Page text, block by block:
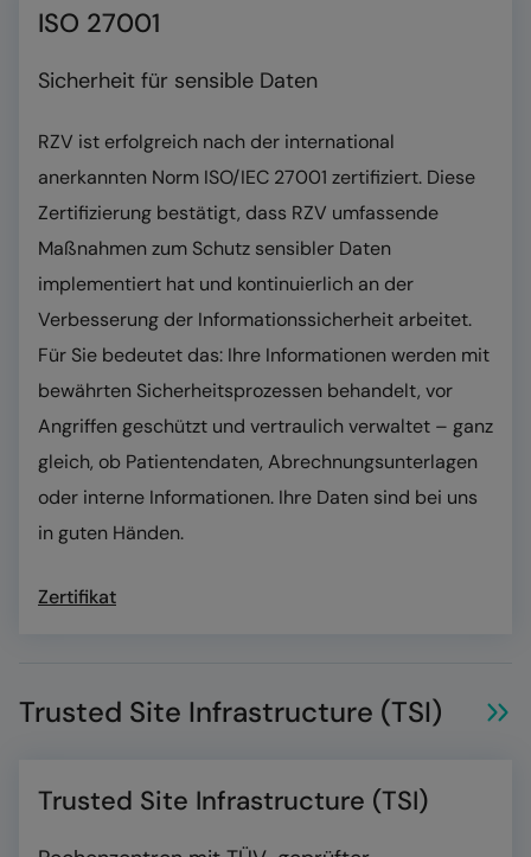
ISO 27001
Sicherheit für sensible Daten
RZV ist erfolgreich nach der international
anerkannten Norm ISO/IEC 27001 zertifiziert. Diese
Zertifizierung bestätigt, dass RZV umfassende
Maßnahmen zum Schutz sensibler Daten
implementiert hat und kontinuierlich an der
Verbesserung der Informationssicherheit arbeitet.
Für Sie bedeutet das: Ihre Informationen werden mit
bewährten Sicherheitsprozessen behandelt, vor
Angriffen geschützt und vertraulich verwaltet – ganz
gleich, ob Patientendaten, Abrechnungsunterlagen
oder interne Informationen. Ihre Daten sind bei uns
in guten Händen.
Zertifikat
Trusted Site Infrastructure (TSI)
Trusted Site Infrastructure (TSI)